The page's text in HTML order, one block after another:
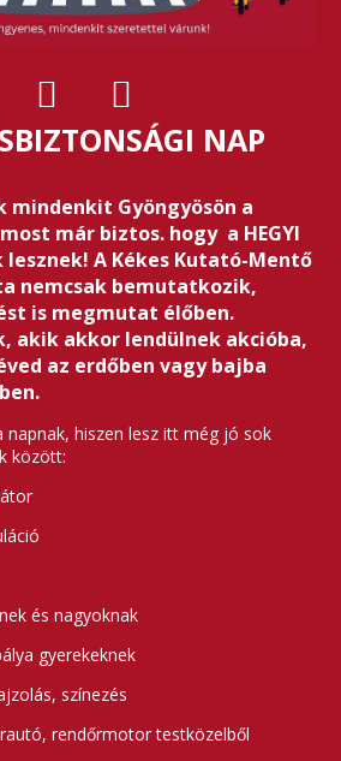
NAP
mindenkit Gyöngyösön a
már biztos. hogy a HEGYI
lesznek! A Kékes Kutató-Mentő
nemcsak bemutatkozik,
is megmutat élőben.
akik akkor lendülnek akcióba,
az erdőben vagy bajba
napnak, hiszen lesz itt még jó sok
között:
és nagyoknak
gyerekeknek
színezés
rendőrmotor testközelből